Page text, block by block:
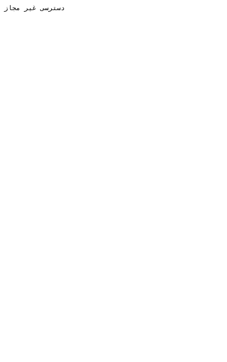
دسترسی غیر مجاز